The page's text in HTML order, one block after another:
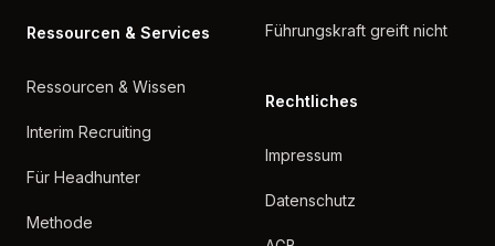
Ressourcen & Services
Ressourcen & Wissen
Interim Recruiting
Für Headhunter
Methode
Führungskraft greift nicht
Rechtliches
Impressum
Datenschutz